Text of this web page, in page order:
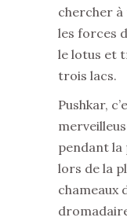
chercher
les forces
le lotus et
trois lacs.
Pushkar,
pendant la
lors de la
chameaux